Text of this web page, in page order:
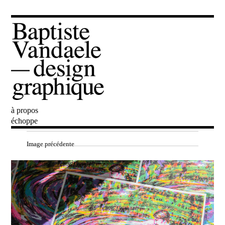
Baptiste Vandaele
à propos
échoppe
Image précédente